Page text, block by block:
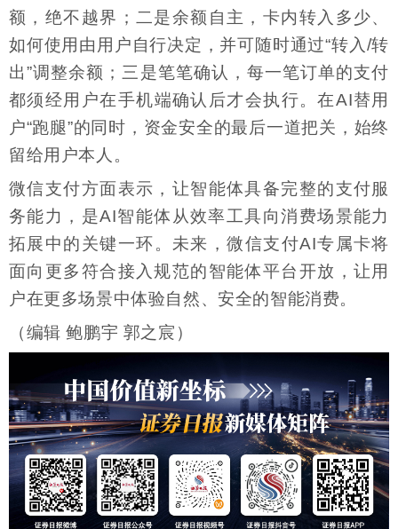
额，绝不越界；二是余额自主，卡内转入多少、
如何使用由用户自行决定，并可随时通过“转入/转
出”调整余额；三是笔笔确认，每一笔订单的支付
都须经用户在手机端确认后才会执行。在AI替用
户“跑腿”的同时，资金安全的最后一道把关，始终
留给用户本人。
微信支付方面表示，让智能体具备完整的支付服
务能力，是AI智能体从效率工具向消费场景能力
拓展中的关键一环。未来，微信支付AI专属卡将
面向更多符合接入规范的智能体平台开放，让用
户在更多场景中体验自然、安全的智能消费。
（编辑 鲍鹏宇 郭之宸）